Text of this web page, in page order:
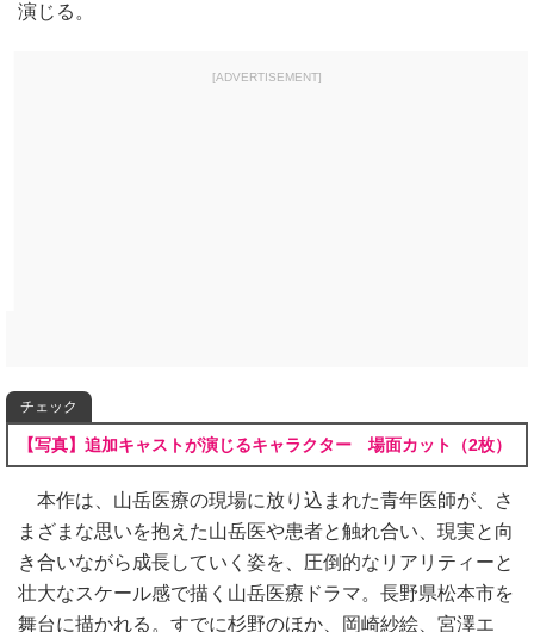
演じる。
[ADVERTISEMENT]
チェック
【写真】追加キャストが演じるキャラクター 場面カット（2枚）
本作は、山岳医療の現場に放り込まれた青年医師が、さ
まざまな思いを抱えた山岳医や患者と触れ合い、現実と向
き合いながら成長していく姿を、圧倒的なリアリティーと
壮大なスケール感で描く山岳医療ドラマ。長野県松本市を
舞台に描かれる。すでに杉野のほか、岡崎紗絵、宮澤エ